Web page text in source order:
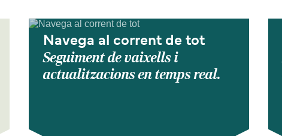
Navega al corrent de tot
Seguiment de vaixells i
actualitzacions en temps real.